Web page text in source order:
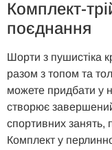
Комплект-
поєднання
Шорти з пушистіка
разом з топом та
можете придбати у
створює
спортивних занять,
Комплект у